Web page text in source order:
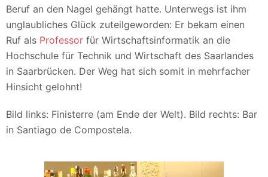
Beruf an den Nagel gehängt hatte. Unterwegs ist ihm
unglaubliches Glück zuteilgeworden: Er bekam einen
Ruf als Professor für Wirtschaftsinformatik an die
Hochschule für Technik und Wirtschaft des Saarlandes
in Saarbrücken. Der Weg hat sich somit in mehrfacher
Hinsicht gelohnt!
Bild links: Finisterre (am Ende der Welt). Bild rechts: Bar
in Santiago de Compostela.